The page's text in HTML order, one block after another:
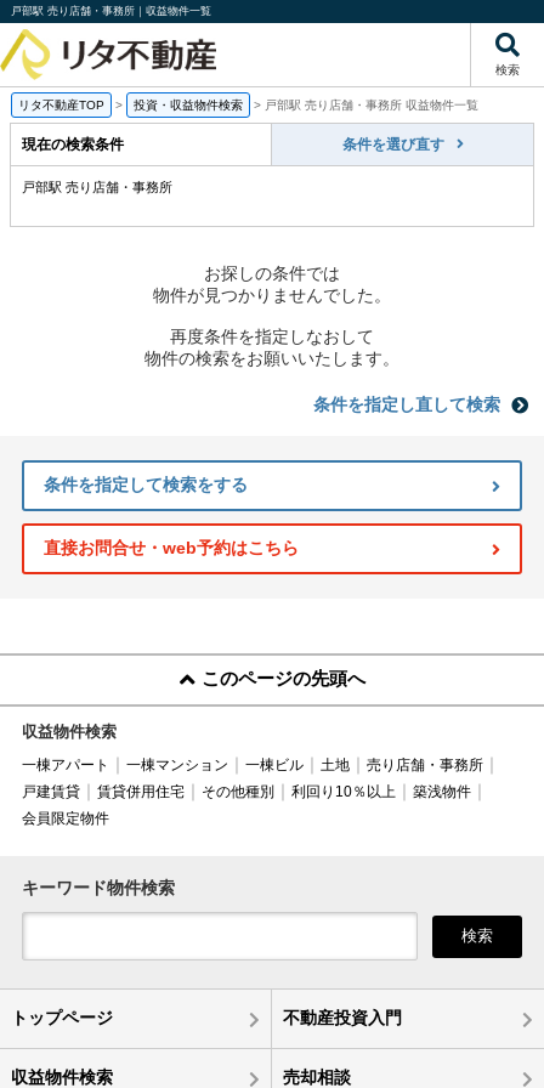
戸部駅 売り店舗・事務所｜収益物件一覧
検索
リタ不動産TOP > 投資・収益物件検索 > 戸部駅 売り店舗・事務所 収益物件一覧
現在の検索条件 条件を選び直す
戸部駅 売り店舗・事務所
お探しの条件では
物件が見つかりませんでした。
再度条件を指定しなおして
物件の検索をお願いいたします。
条件を指定し直して検索
条件を指定して検索をする
直接お問合せ・web予約はこちら
このページの先頭へ
収益物件検索
一棟アパート 一棟マンション 一棟ビル 土地
売り店舗・事務所
戸建賃貸
賃貸併用住宅 その他種別 利回り10％以上
築浅物件
会員限定物件
キーワード物件検索
検索
トップページ 不動産投資入門
収益物件検索 売却相談